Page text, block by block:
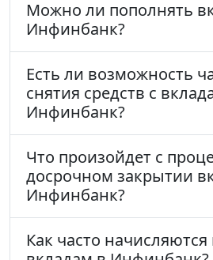
Можно ли пополнять
Инфинбанк?
Есть ли возможность
снятия средств с
Инфинбанк?
Что произойдет с
досрочном закрытии
Инфинбанк?
Как часто